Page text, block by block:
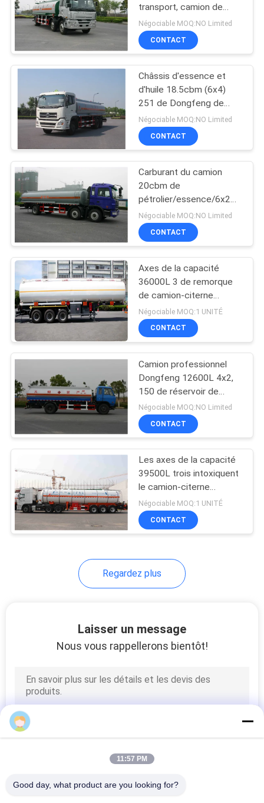
PLAN
DU
SITE
POLITIQUE
DE
CONFIDENTIALITÉ
transport, camion de
livraison de carburant
d'acier au carbone du
carburant diesel 220HP
Négociable MOQ:NO Limited
CONTACT
Châssis d'essence et
d'huile 18.5cbm (6x4)
251 de Dongfeng de
camion de réservoir -
diesel 350hp
Négociable MOQ:NO Limited
CONTACT
Carburant du camion
20cbm de
pétrolier/essence/6x2
150 - puissances en
chevaux 250hp
Négociable MOQ:NO Limited
CONTACT
Axes de la capacité
36000L 3 de remorque
de camion-citerne
aspirateur liquéfié de gaz
semi haut efficaces
Négociable MOQ:1 UNITÉ
CONTACT
Camion professionnel
Dongfeng 12600L 4x2,
150 de réservoir de
stockage de pétrole -
logistique du bateau-
citerne 250hp
Négociable MOQ:NO Limited
CONTACT
Les axes de la capacité
39500L trois intoxiquent
le camion-citerne
aspirateur, camion de
livraison durable de gaz
Négociable MOQ:1 UNITÉ
CONTACT
Regardez plus
Laisser un message
Nous vous rappellerons bientôt!
11:57 PM
Good day, what product are you looking for?